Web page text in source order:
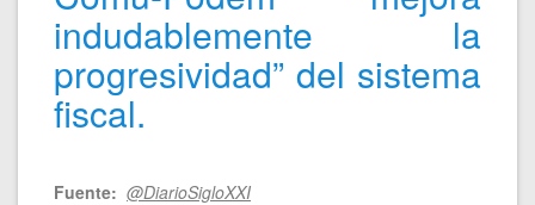
indudablemente la
progresividad” del sistema
fiscal.
Fuente: @DiarioSigloXXI